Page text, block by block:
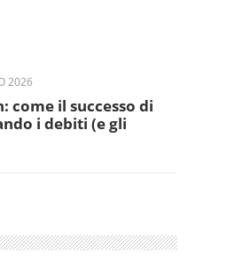
2026
come il successo di
i debiti (e gli